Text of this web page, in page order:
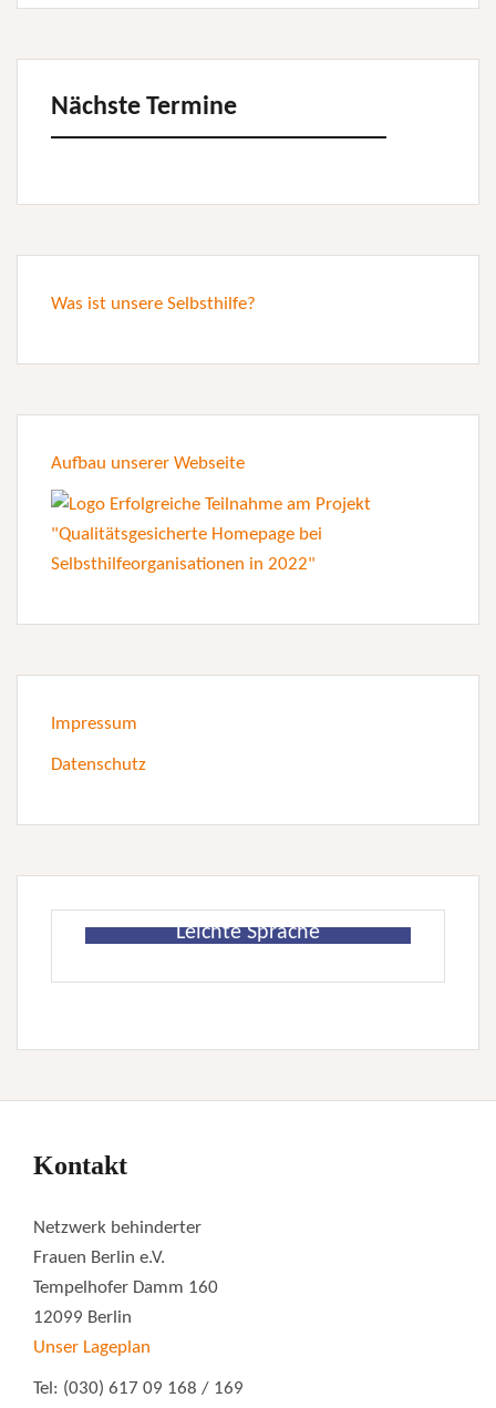
Nächste Termine
Was ist unsere Selbsthilfe?
Aufbau unserer Webseite
Impressum
Datenschutz
Leichte Sprache
Kontakt
Netzwerk behinderter
Frauen Berlin e.V.
Tempelhofer Damm 160
12099 Berlin
Unser Lageplan
Tel: (030) 617 09 168 / 169